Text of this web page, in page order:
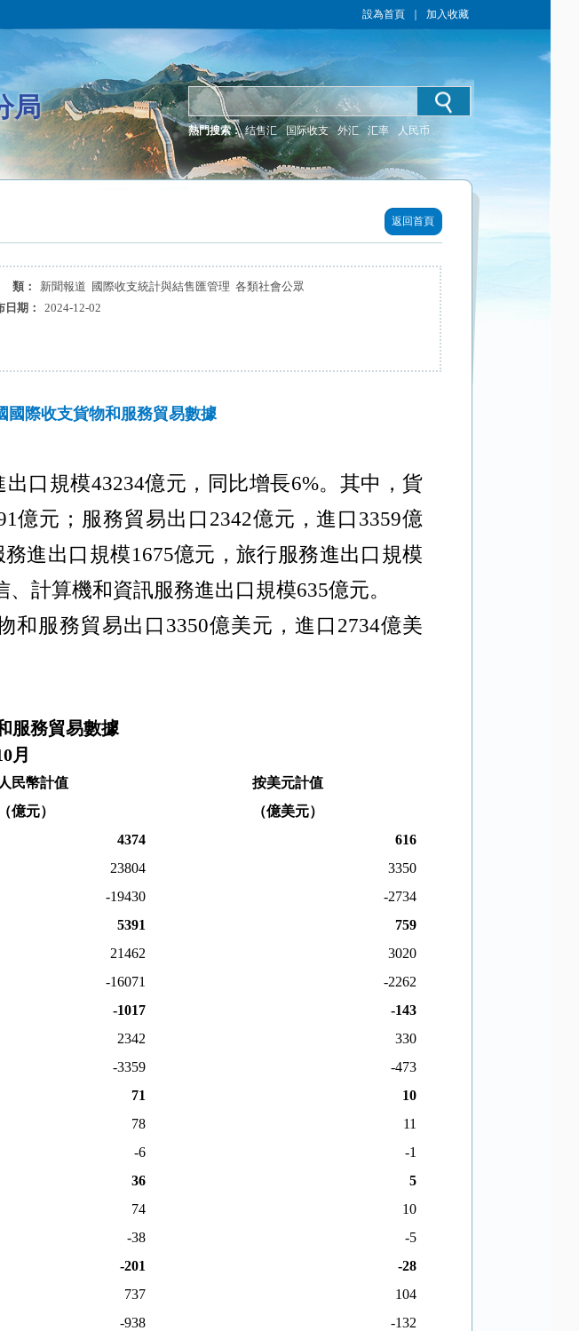
設為首頁 加入收藏
局
熱門搜索： 结售汇 国际收支 外汇 汇率 人民币
返回首頁
：
新聞報道 國際收支統計與結售匯管理 各類社會公眾
日期：
2024-12-02
國際收支貨物和服務貿易數據
出口規模43234億元，同比增長6%。其中，貨
億元；服務貿易出口 2342億元，進口 3359億
進出口規模1675億元，旅行服務進出口規模
、計算機和資訊服務進出口規模635億元。
和服務貿易出口 3350億美元，進口 2734億美
服務貿易數據
月
民幣計值
（億元）
按美元計值
（億美元）
4374
616
23804
3350
-19430
-2734
5391
759
21462
3020
-16071
-2262
-1017
-143
2342
330
-3359
-473
71
10
78
11
-6
-1
36
5
74
10
-38
-5
-201
-28
737
104
-938
-132